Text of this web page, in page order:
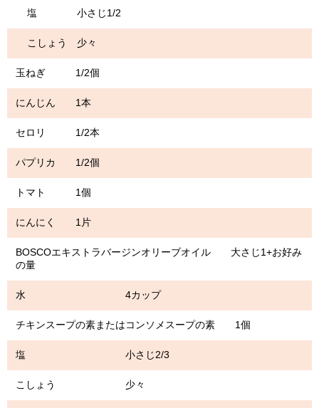
塩 小さじ1/2
こしょう 少々
玉ねぎ 1/2個
にんじん 1本
セロリ 1/2本
パプリカ 1/2個
トマト 1個
にんにく 1片
BOSCOエキストラバージンオリーブオイル 大さじ1+お好み
の量
水 4カップ
チキンスープの素またはコンソメスープの素 1個
塩 小さじ2/3
こしょう 少々